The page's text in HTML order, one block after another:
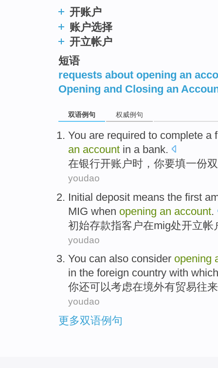
开账户
账户选择
开立帐户
短语
requests about opening an
Opening and Closing an
双语例句 权威例句
You are required to complete a
an account in a bank.
在银行开账户时 ， 你要填一份
youdao
Initial deposit means the first
MIG when opening an account.
初始存款指客户在mig处开立帐
youdao
You can also consider opening
in the foreign country with
你还可以考虑在境外有贸易往来
youdao
更多双语例句